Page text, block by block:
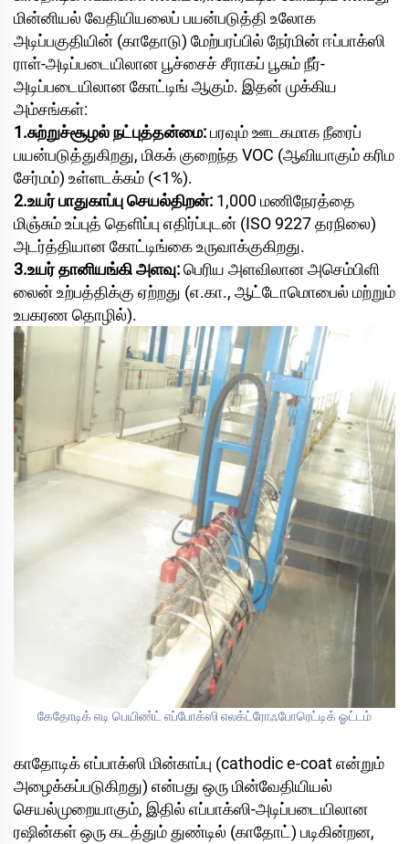
மின்னியல் வேதியியலைப் பயன்படுத்தி உலோக
அடிப்பகுதியின் (காதோடு) மேற்பரப்பில் நேர்மின் ஈப்பாக்ஸி
ராள்-அடிப்படையிலான பூச்சைச் சீராகப் பூசும் நீர்-
அடிப்படையிலான கோட்டிங் ஆகும். இதன் முக்கிய
அம்சங்கள்:
1.சுற்றுச்சூழல் நட்புத்தன்மை:பரவும் ஊடகமாக நீரைப்
பயன்படுத்துகிறது, மிகக் குறைந்த VOC (ஆவியாகும் கரிம
சேர்மம்) உள்ளடக்கம் (<1%).
2.உயர் பாதுகாப்பு செயல்திறன்: 1,000 மணிநேரத்தை
மிஞ்சும் உப்புத் தெளிப்பு எதிர்ப்புடன் (ISO 9227 தரநிலை)
அடர்த்தியான கோட்டிங்கை உருவாக்குகிறது.
3.உயர் தானியங்கி அளவு:பெரிய அளவிலான அசெம்பிளி
லைன் உற்பத்திக்கு ஏற்றது (எ.கா., ஆட்டோமொபைல் மற்றும்
உபகரண தொழில்).
கேதோடிக் எடி பெயிண்ட் எப்போக்ஸி எலக்ட்ரோஃபோரெட்டிக் ஓட்டம்
காதோடிக் எப்பாக்ஸி மின்காப்பு (cathodic e-coat என்றும்
அழைக்கப்படுகிறது) என்பது ஒரு மின்வேதியியல்
செயல்முறையாகும், இதில் எப்பாக்ஸி-அடிப்படையிலான
ரஷின்கள் ஒரு கடத்தும் துண்டில் (காதோட்) படிகின்றன,